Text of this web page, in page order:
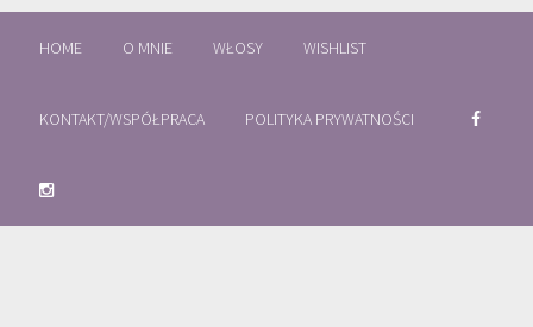
HOME O MNIE WŁOSY WISHLIST
KONTAKT/WSPÓŁPRACA POLITYKA PRYWATNOŚCI